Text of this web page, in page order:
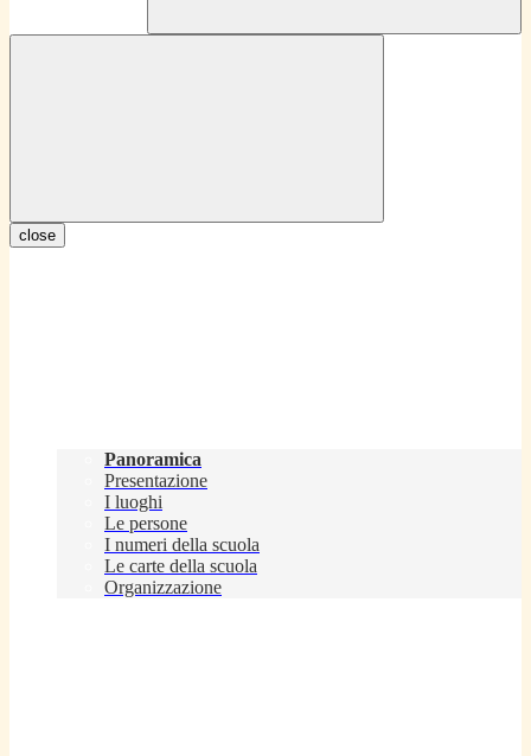
close
Panoramica
Presentazione
I luoghi
Le persone
I numeri della scuola
Le carte della scuola
Organizzazione